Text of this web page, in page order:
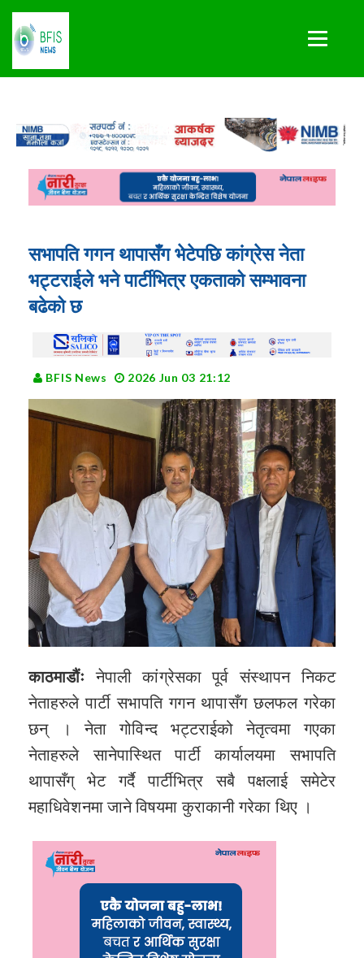
सभापति गगन थापासँग भेटेपछि कांग्रेस नेता
भट्टराईले भने पार्टीभित्र एकताको सम्भावना
बढेको छ
BFIS News 2026 Jun 03 21:12
काठमाडौंः नेपाली कांग्रेसका पूर्व संस्थापन निकट
नेताहरुले पार्टी सभापति गगन थापासँग छलफल गरेका
छन् । नेता गोविन्द भट्टराईको नेतृत्वमा गएका
नेताहरुले सानेपास्थित पार्टी कार्यालयमा सभापति
थापासँग् भेट गर्दै पार्टीभित्र सबै पक्षलाई समेटेर
महाधिवेशनमा जाने विषयमा कुराकानी गरेका थिए ।